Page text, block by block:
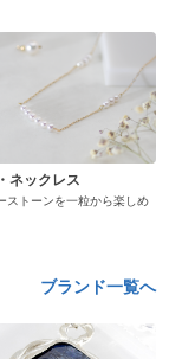
ネックレス
ストーンを一粒から楽しめ
ブランド一覧へ